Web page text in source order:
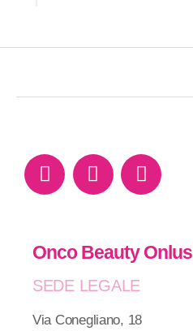
Onco Beauty Onlus
SEDE LEGALE
Via Conegliano, 18